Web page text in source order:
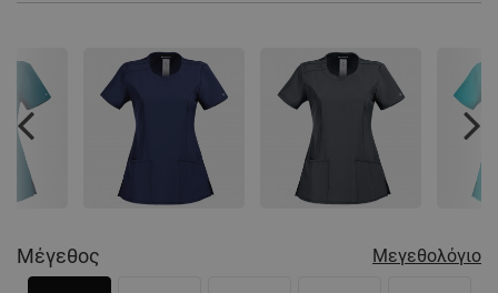
Previous
Μέγεθος Μεγεθολόγιο